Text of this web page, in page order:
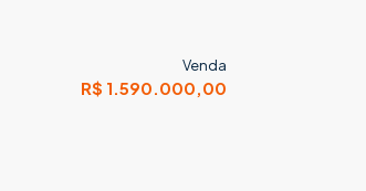
Venda
R$ 1.590.000,00